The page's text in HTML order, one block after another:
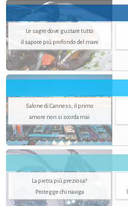
Le sagre dove gustare tutto
il sapore più profondo del mare
Salone di Canness, il primo
amore non si scorda mai
La pietra più preziosa?
Protegge chi naviga